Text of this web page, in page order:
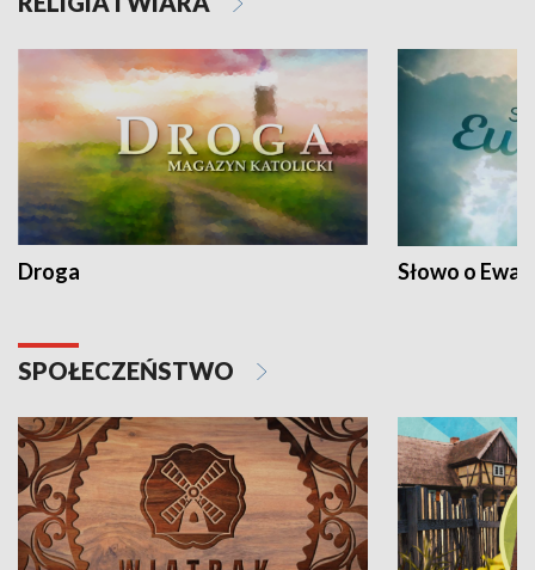
Droga Słowo o
SPOŁECZEŃSTWO